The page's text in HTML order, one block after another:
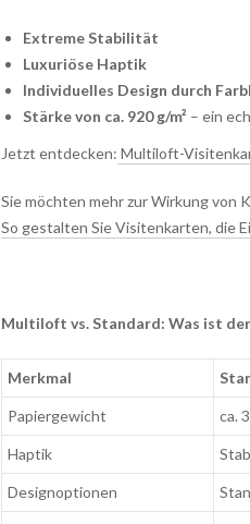
Extreme Stabilität
Luxuriöse Haptik
Individuelles Design durch
Stärke von ca. 920 g/m² – ein
Jetzt entdecken: Multiloft-
Sie möchten mehr zur Wirkung von
So gestalten Sie Visitenkarten, die
Multiloft vs. Standard: Was ist
Merkmal
Papiergewicht ca.
Haptik
Designoptionen